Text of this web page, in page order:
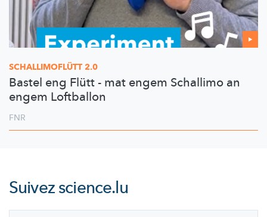
SCHALLIMOFLÜTT 2.0
Bastel eng Flütt - mat engem Schallimo an
engem Loftballon
FNR
Suivezscience.lu